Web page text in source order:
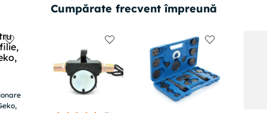
Cumpărate frecvent împreună